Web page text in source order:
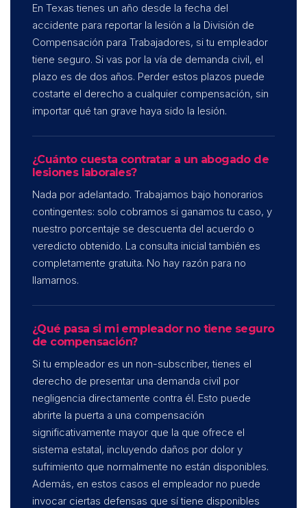
En Texas tienes un año desde la fecha del
accidente para reportar la lesión a la División de
Compensación para Trabajadores, si tu empleador
tiene seguro. Si vas por la vía de demanda civil, el
plazo es de dos años. Perder estos plazos puede
costarte el derecho a cualquier compensación, sin
importar qué tan grave haya sido la lesión.
¿Cuánto cuesta contratar a un abogado de
lesiones laborales?
Nada por adelantado. Trabajamos bajo honorarios
contingentes: solo cobramos si ganamos tu caso, y
nuestro porcentaje se descuenta del acuerdo o
veredicto obtenido. La consulta inicial también es
completamente gratuita. No hay razón para no
llamarnos.
¿Qué pasa si mi empleador no tiene seguro
de compensación?
Si tu empleador es un non-subscriber, tienes el
derecho de presentar una demanda civil por
negligencia directamente contra él. Esto puede
abrirte la puerta a una compensación
significativamente mayor que la que ofrece el
sistema estatal, incluyendo daños por dolor y
sufrimiento que normalmente no están disponibles.
Además, en estos casos el empleador no puede
invocar ciertas defensas que sí tiene disponibles